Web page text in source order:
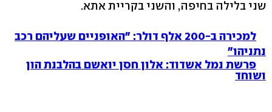
שני בלילה בחיפה, והשני בקריית אתא.
למכירה ב-200 אלף דולר: "האופניים שעליהם רכב
נתניהו"
פרשת נמל אשדוד: אלון חסן יואשם בהלבנת הון
ושוחד